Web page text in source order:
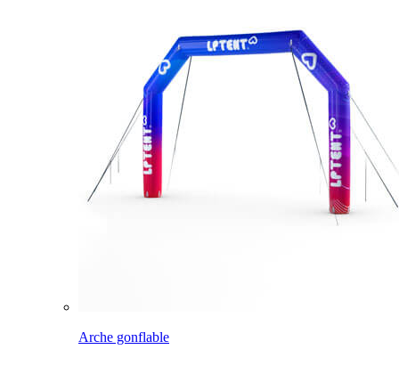
Arche gonflable